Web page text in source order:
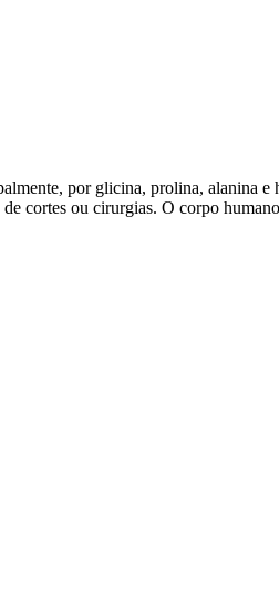
por glicina, prolina, alanina
de cortes ou cirurgias. O corpo